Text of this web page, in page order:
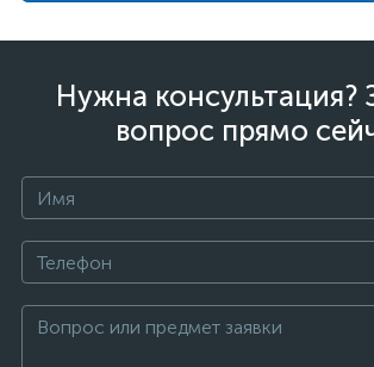
Нужна консультация?
вопрос прямо